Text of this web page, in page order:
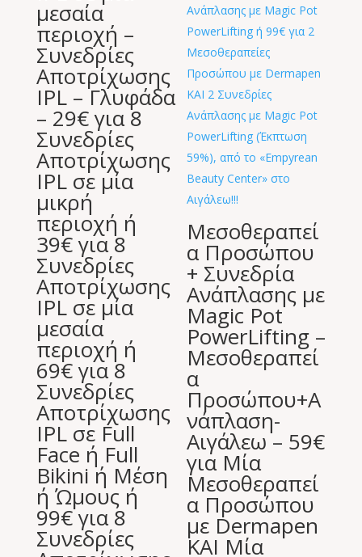
μεσαία
περιοχή –
Συνεδρίες
Αποτρίχωσης
IPL – Γλυφάδα
– 29€ για 8
Συνεδρίες
Αποτρίχωσης
IPL σε μία
μικρή
περιοχή ή
39€ για 8
Συνεδρίες
Αποτρίχωσης
IPL σε μία
μεσαία
περιοχή ή
69€ για 8
Συνεδρίες
Αποτρίχωσης
IPL σε Full
Face ή Full
Bikini ή Μέση
ή Ώμους ή
99€ για 8
Συνεδρίες
Μεσοθεραπεί
α Προσώπου
+ Συνεδρία
Ανάπλασης με
Magic Pot
PowerLifting –
Μεσοθεραπεί
α
Προσώπου+Α
νάπλαση-
Αιγάλεω – 59€
για Μία
Μεσοθεραπεί
α Προσώπου
με Dermapen
ΚΑΙ Μία